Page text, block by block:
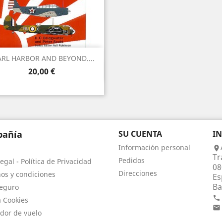
HARBOR AND BEYOND....
Precio
20,00 €
Vista rápida
- Política de Privacidad
y condiciones
Cookies
de vuelo
SU CUENTA
Información personal
Pedidos
Direcciones


